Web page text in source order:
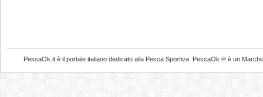
PescaOk.it è il portale italiano dedicato alla Pesca Sportiva. PescaOk ® è un